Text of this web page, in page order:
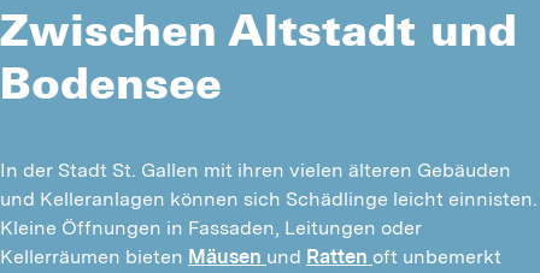
Zwischen Altstadt und
Bodensee
In der Stadt St. Gallen mit ihren vielen älteren Gebäuden
und Kelleranlagen können sich Schädlinge leicht einnisten.
Kleine Öffnungen in Fassaden, Leitungen oder
Kellerräumen bieten Mäusen und Ratten oft unbemerkt